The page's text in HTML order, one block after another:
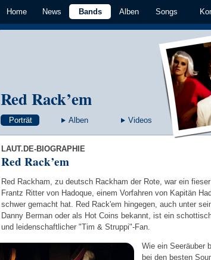
Home News Bands Alben Songs
Red Rack’em
Porträt Alben Videos
LAUT.DE-BIOGRAPHIE
Red Rack’em
Red Rackham, zu deutsch Rackham der Rote, war ein
Frantz Ritter von Hadoque, einem Vorfahren von Kapitän
schwer gemacht hat. Red Rack'em hingegen, auch unter
Danny Berman oder als Hot Coins bekannt, ist ein
und leidenschaftlicher "Tim & Struppi"-Fan.
Wie ein Seeräuber
bei den besten